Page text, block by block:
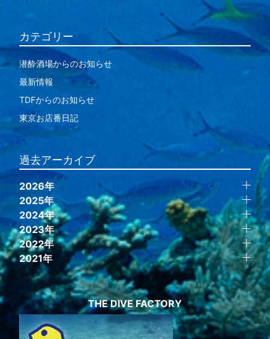
カテゴリー
潜酔酒場からのお知らせ
最新情報
TDFからのお知らせ
東京お店番日記
過去アーカイブ
2026年
2025年
2024年
2023年
2022年
2021年
THE DIVE FACTORY